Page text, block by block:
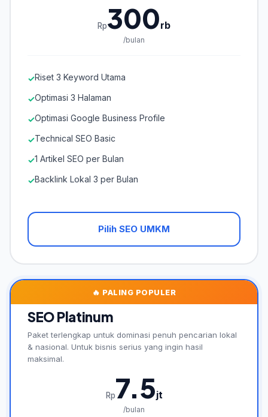
Rp300rb
/bulan
✓Riset 3 Keyword Utama
✓Optimasi 3 Halaman
✓Optimasi Google Business Profile
✓Technical SEO Basic
✓1 Artikel SEO per Bulan
✓Backlink Lokal 3 per Bulan
Pilih SEO UMKM
🔥 PALING POPULER
SEO Platinum
Paket terlengkap untuk dominasi penuh pencarian lokal
& nasional. Untuk bisnis serius yang ingin hasil
maksimal.
Rp7.5jt
/bulan